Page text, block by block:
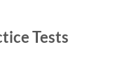
Tests